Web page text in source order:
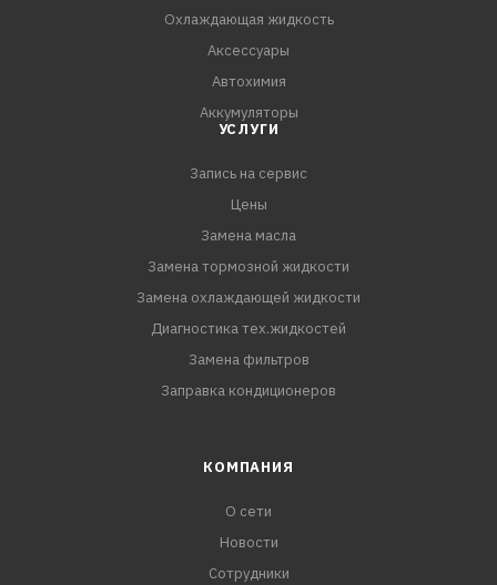
Охлаждающая жидкость
Аксессуары
Автохимия
Аккумуляторы
УСЛУГИ
Запись на сервис
Цены
Замена масла
Замена тормозной жидкости
Замена охлаждающей жидкости
Диагностика тех.жидкостей
Замена фильтров
Заправка кондиционеров
КОМПАНИЯ
О сети
Новости
Сотрудники